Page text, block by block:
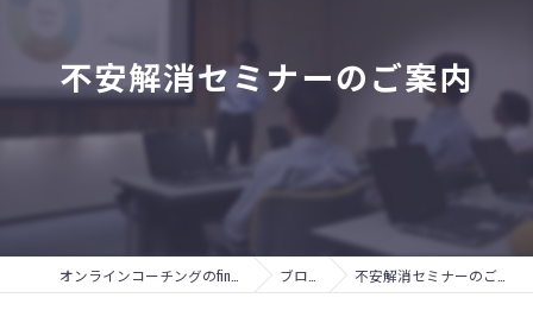
不安解消セミナーのご案内
ブログ 不安解消セミナーのご案内